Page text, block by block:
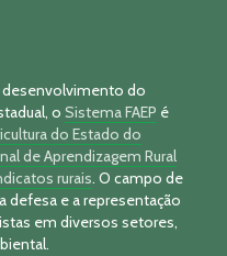
desenvolvimento do
o Sistema FAEP é
do Estado do
de Aprendizagem Rural
rurais. O campo de
defesa e a representação
em diversos setores,